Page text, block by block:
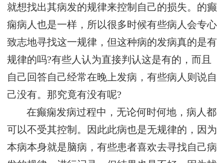
就想找出其病发的规律来控制自己的损失。的癫
痫病人也是一样，所以很多时候有些病人会专心
致志地寻找这一规律，但这种病的发病真的是有
规律的吗?有些人认为直接判认这是有的，而且
自己回答自己经常在晚上发病，有些病人则说自
己没有。那究竟有没有呢?
在癫痫发病过程中，无论何时何地，病人都
可以不受其控制。因此此病也是无规律的，因为
本病本身就是脑病，有些患者喜欢去寻找自己病